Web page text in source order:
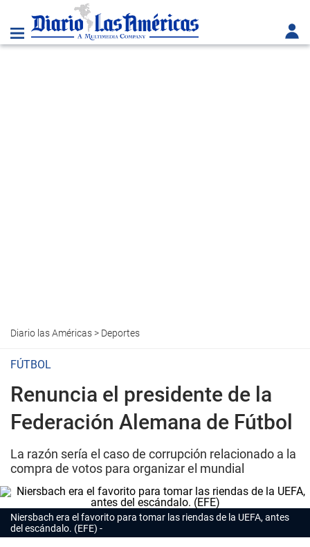
Diario las Américas> Deportes
FÚTBOL
Renuncia el presidente de la
Federación Alemana de Fútbol
La razón sería el caso de corrupción relacionado a la
compra de votos para organizar el mundial
Niersbach era el favorito para tomar las riendas de la UEFA, antes
del escándalo. (EFE)